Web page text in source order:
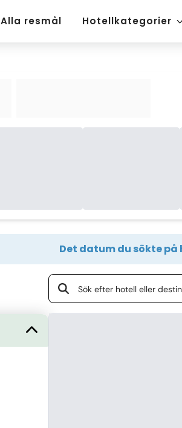
Alla resmål Hotellkategorier
Det datum du sökte